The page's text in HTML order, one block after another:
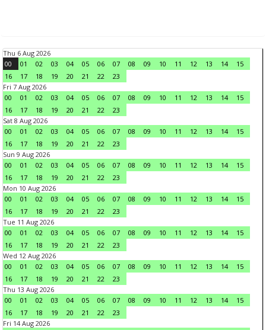
Thu 6 Aug 2026
00
01 02 03 04 05 06 07 08 09 10 11 12 13 14
15
16
17 18 19 20 21 22
23
Fri 7 Aug 2026
00
01 02 03 04 05 06 07 08 09 10 11 12 13 14
15
16
17 18 19 20 21 22
23
Sat 8 Aug 2026
00
01 02 03 04 05 06 07 08 09 10 11 12 13 14
15
16
17 18 19 20 21 22
23
Sun 9 Aug 2026
00
01 02 03 04 05 06 07 08 09 10 11 12 13 14
15
16
17 18 19 20 21 22
23
Mon 10 Aug 2026
00
01 02 03 04 05 06 07 08 09 10 11 12 13 14
15
16
17 18 19 20 21 22
23
Tue 11 Aug 2026
00
01 02 03 04 05 06 07 08 09 10 11 12 13 14
15
16
17 18 19 20 21 22
23
Wed 12 Aug 2026
00
01 02 03 04 05 06 07 08 09 10 11 12 13 14
15
16
17 18 19 20 21 22
23
Thu 13 Aug 2026
00
01 02 03 04 05 06 07 08 09 10 11 12 13 14
15
16
17 18 19 20 21 22
23
Fri 14 Aug 2026